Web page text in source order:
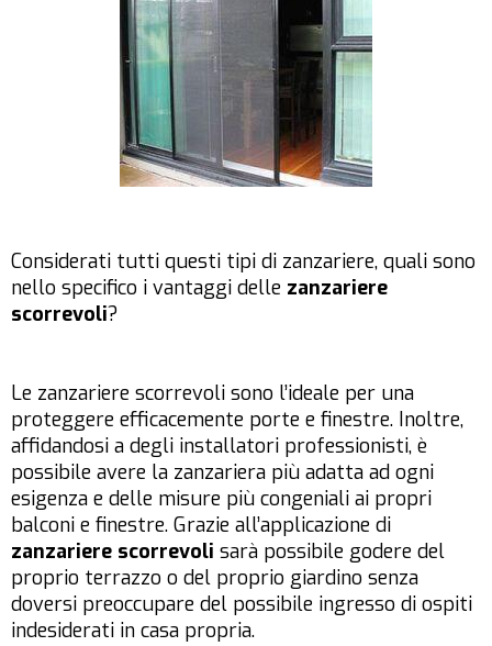
Considerati tutti questi tipi di zanzariere, quali sono
nello specifico i vantaggi delle zanzariere
scorrevoli?
Le zanzariere scorrevoli sono l’ideale per una
proteggere efficacemente porte e finestre. Inoltre,
affidandosi a degli installatori professionisti, è
possibile avere la zanzariera più adatta ad ogni
esigenza e delle misure più congeniali ai propri
balconi e finestre. Grazie all’applicazione di
zanzariere scorrevoli sarà possibile godere del
proprio terrazzo o del proprio giardino senza
doversi preoccupare del possibile ingresso di ospiti
indesiderati in casa propria.